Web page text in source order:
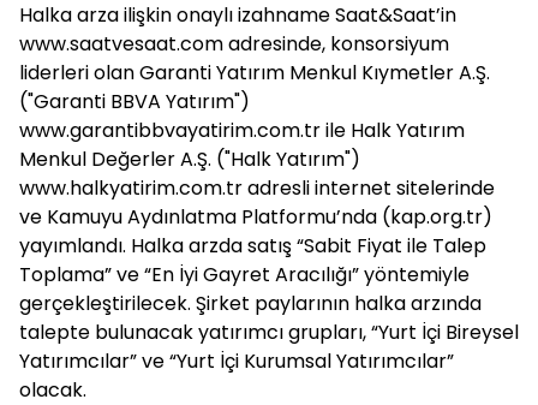
Halka arza ilişkin onaylı izahname Saat&Saat’in
www.saatvesaat.com adresinde, konsorsiyum
liderleri olan Garanti Yatırım Menkul Kıymetler A.Ş.
("Garanti BBVA Yatırım")
www.garantibbvayatirim.com.tr ile Halk Yatırım
Menkul Değerler A.Ş. ("Halk Yatırım")
www.halkyatirim.com.tr adresli internet sitelerinde
ve Kamuyu Aydınlatma Platformu’nda (kap.org.tr)
yayımlandı. Halka arzda satış “Sabit Fiyat ile Talep
Toplama” ve “En İyi Gayret Aracılığı” yöntemiyle
gerçekleştirilecek. Şirket paylarının halka arzında
talepte bulunacak yatırımcı grupları, “Yurt İçi Bireysel
Yatırımcılar” ve “Yurt İçi Kurumsal Yatırımcılar”
olacak.